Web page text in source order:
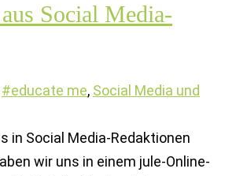
Social Media-
#educate me, Social Media und
in Social Media-Redaktionen
wir uns in einem jule-Online-